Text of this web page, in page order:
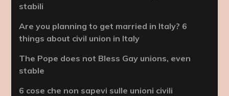
stabili
Are you planning to get married in Italy? 6
things about civil union in Italy
The Pope does not Bless Gay unions, even
stable
6 cose che non sapevi sulle unioni civili